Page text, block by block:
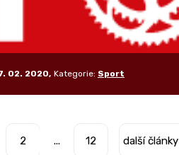
02. 2020 Kategorie: Sport
2 ... 12 další články